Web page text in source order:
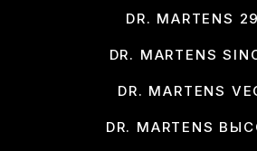
DR. MARTENS
DR. MARTENS
DR. MARTENS
DR. MARTENS